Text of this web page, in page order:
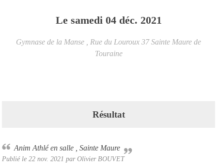
Le samedi 04 déc. 2021
Gymnase de la Manse , Rue du Louroux 37 Sainte Maure de
Touraine
Résultat
Anim Athlé en salle , Sainte Maure
Publié le 22 nov. 2021 par Olivier BOUVET